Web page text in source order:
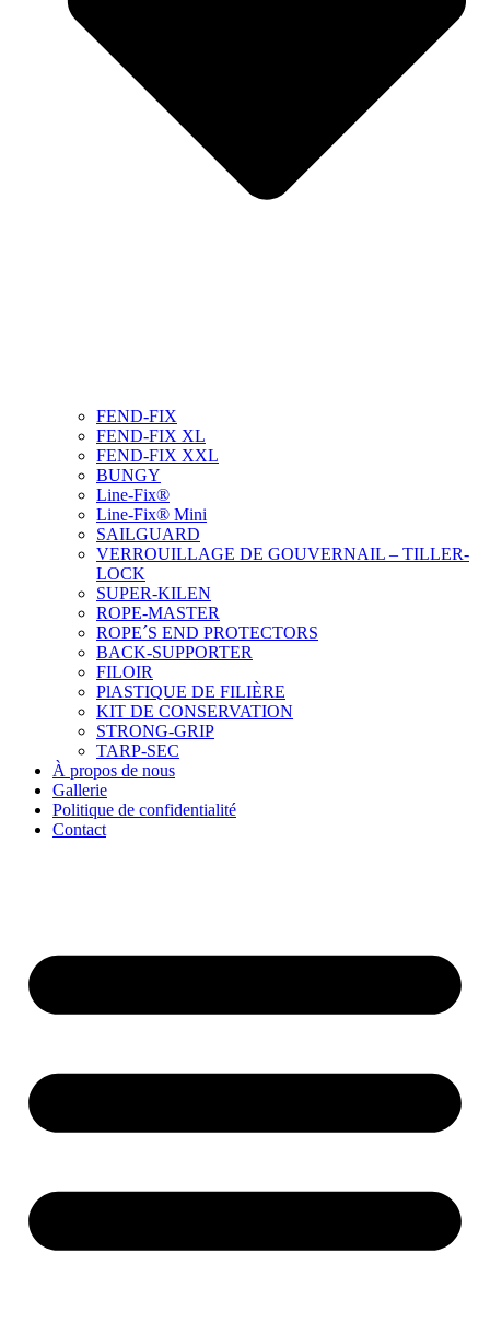
FEND-FIX
FEND-FIX XL
FEND-FIX XXL
BUNGY
Line-Fix®
Line-Fix® Mini
SAILGUARD
VERROUILLAGE DE GOUVERNAIL – TILLER-
LOCK
SUPER-KILEN
ROPE-MASTER
ROPE´S END PROTECTORS
BACK-SUPPORTER
FILOIR
PlASTIQUE DE FILIÈRE
KIT DE CONSERVATION
STRONG-GRIP
TARP-SEC
À propos de nous
Gallerie
Politique de confidentialité
Contact